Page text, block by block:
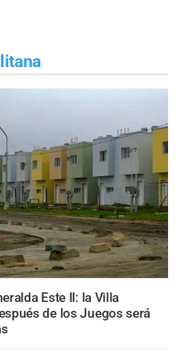
Este II: la Villa
de los Juegos será